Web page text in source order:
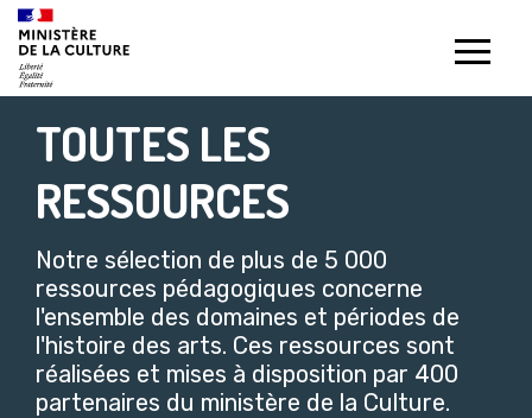
TOUTES LES
RESSOURCES
Notre sélection de plus de 5 000
ressources pédagogiques concerne
l'ensemble des domaines et périodes de
l'histoire des arts. Ces ressources sont
réalisées et mises à disposition par 400
partenaires du ministère de la Culture.​
Gestion de vos préférences sur les témoins de connexion